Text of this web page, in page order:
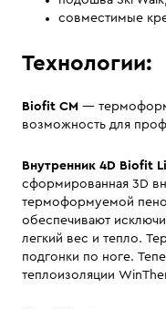
совместимые
Технологии:
Biofit CM —
возможность для
Внутренник 4D Biofit
сформированная 3D
термоформуемой
обеспечивают
легкий вес и тепло.
подгонки по ноге.
теплоизоляции